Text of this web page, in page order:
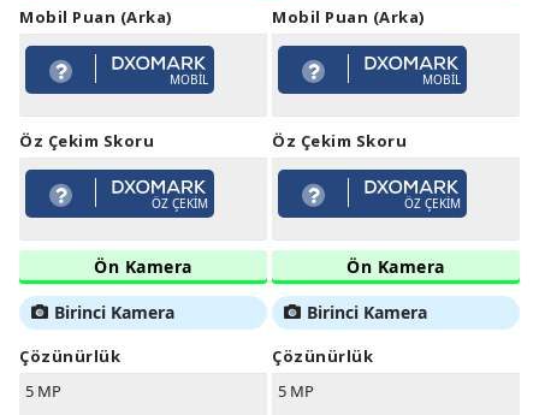
Mobil Puan (Arka)
MOBIL
Öz Çekim Skoru
ÖZ ÇEKIM
Ön Kamera
Birinci Kamera
Çözünürlük
5 MP
Mobil Puan (Arka)
MOBIL
Öz Çekim Skoru
ÖZ ÇEKIM
Ön Kamera
Birinci Kamera
Çözünürlük
5 MP